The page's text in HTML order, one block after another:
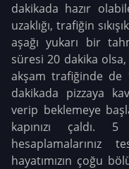
dakikada hazır
uzaklığı, trafiğin
aşağı yukarı bir
süresi 20 dakika
akşam trafiğinde de
dakikada pizzaya
verip beklemeye
kapınızı çaldı.
hesaplamalarınız
hayatımızın çoğu